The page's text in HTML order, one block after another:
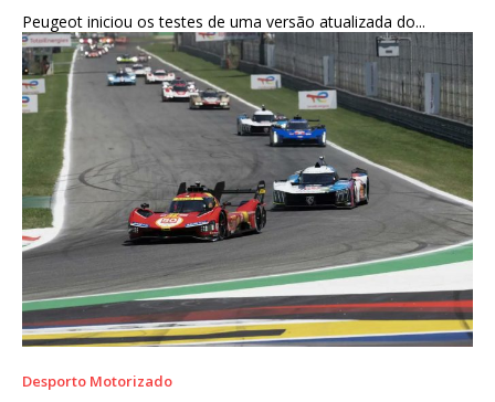
Peugeot iniciou os testes de uma versão atualizada do...
Desporto Motorizado